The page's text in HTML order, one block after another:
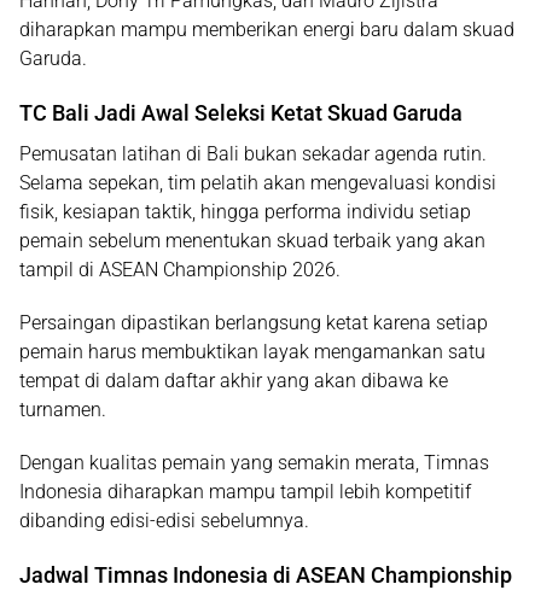
diharapkan mampu memberikan energi baru dalam skuad
Garuda.
TC Bali Jadi Awal Seleksi Ketat Skuad Garuda
Pemusatan latihan di Bali bukan sekadar agenda rutin.
Selama sepekan, tim pelatih akan mengevaluasi kondisi
fisik, kesiapan taktik, hingga performa individu setiap
pemain sebelum menentukan skuad terbaik yang akan
tampil di ASEAN Championship 2026.
Persaingan dipastikan berlangsung ketat karena setiap
pemain harus membuktikan layak mengamankan satu
tempat di dalam daftar akhir yang akan dibawa ke
turnamen.
Dengan kualitas pemain yang semakin merata, Timnas
Indonesia diharapkan mampu tampil lebih kompetitif
dibanding edisi-edisi sebelumnya.
Jadwal Timnas Indonesia di ASEAN Championship